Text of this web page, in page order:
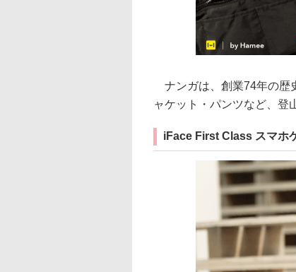
ナンガは、創業74年の歴
ャケット・パンツなど、登
iFace First Class スマホ